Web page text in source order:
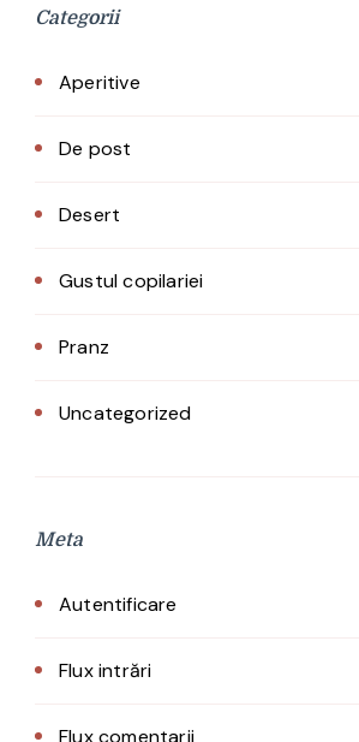
Categorii
Aperitive
De post
Desert
Gustul copilariei
Pranz
Uncategorized
Meta
Autentificare
Flux intrări
Flux comentarii